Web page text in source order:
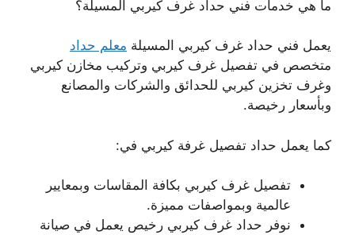
ما هي خدمات فني حداد غرف كيربي المسيلة؟
يعمل فني حداد غرف كيربي المسيلة معلم حداد
متخصص في تفصيل غرف كيربي وتركيب مخازن كيربي
وغرف تخزين كيربي للحدائق والشركات والمصانع
وبأسعار رخيصة.
كما يعمل حداد تفصيل غرفة كيربي في:
تفصيل غرف كيربي بكافة المقاسات وبمعايير
عالمية وبمواصفات مميزة.
نوفر حداد غرف كيربي رخيص يعمل في صيانة